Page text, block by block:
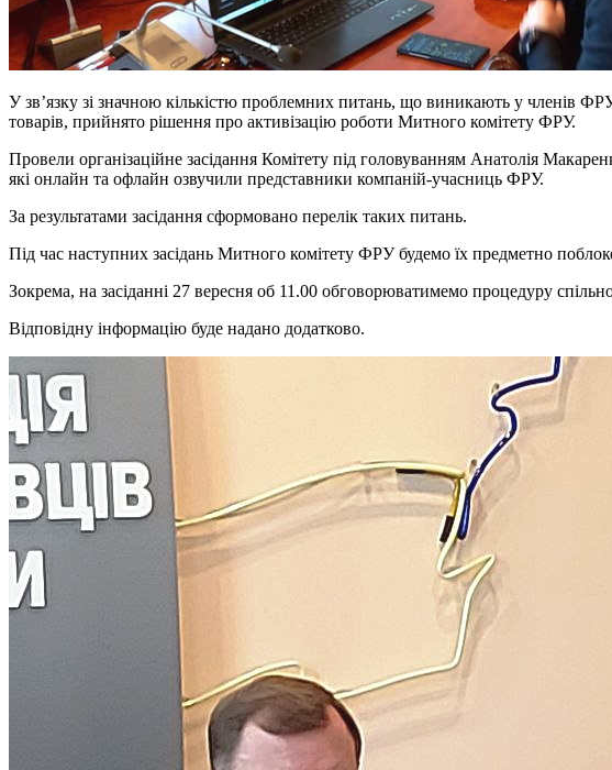
У зв’язку зі значною кількістю проблемних питань, що виникають у членів
товарів, прийнято рішення про активізацію роботи Митного комітету ФРУ.
Провели організаційне засідання Комітету під головуванням Анатолія
які онлайн та офлайн озвучили представники компаній-учасниць ФРУ.
За результатами засідання сформовано перелік таких питань.
Під час наступних засідань Митного комітету ФРУ будемо їх предметно
Зокрема, на засіданні 27 вересня об 11.00 обговорюватимемо процедуру
Відповідну інформацію буде надано додатково.